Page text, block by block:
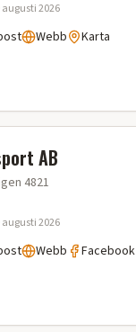
augusti 2026
Webb Karta
AB
4821
augusti 2026
Webb Facebook